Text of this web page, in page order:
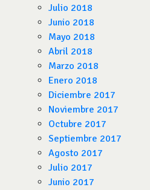
Julio 2018
Junio 2018
Mayo 2018
Abril 2018
Marzo 2018
Enero 2018
Diciembre 2017
Noviembre 2017
Octubre 2017
Septiembre 2017
Agosto 2017
Julio 2017
Junio 2017